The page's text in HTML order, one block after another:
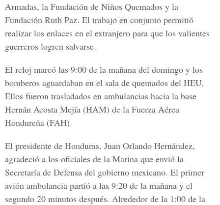
Armadas, la Fundación de Niños Quemados y la
Fundación Ruth Paz. El trabajo en conjunto permitió
realizar los enlaces en el extranjero para que los valientes
guerreros logren salvarse.
El reloj marcó las 9:00 de la mañana del domingo y los
bomberos aguardaban en el sala de quemados del HEU.
Ellos fueron trasladados en ambulancias hacia la base
Hernán Acosta Mejía (HAM) de la Fuerza Aérea
Hondureña (FAH).
El presidente de Honduras, Juan Orlando Hernández,
agradeció a los oficiales de la Marina que envió la
Secretaría de Defensa del gobierno mexicano. El primer
avión ambulancia partió a las 9:20 de la mañana y el
segundo 20 minutos después. Alrededor de la 1:00 de la